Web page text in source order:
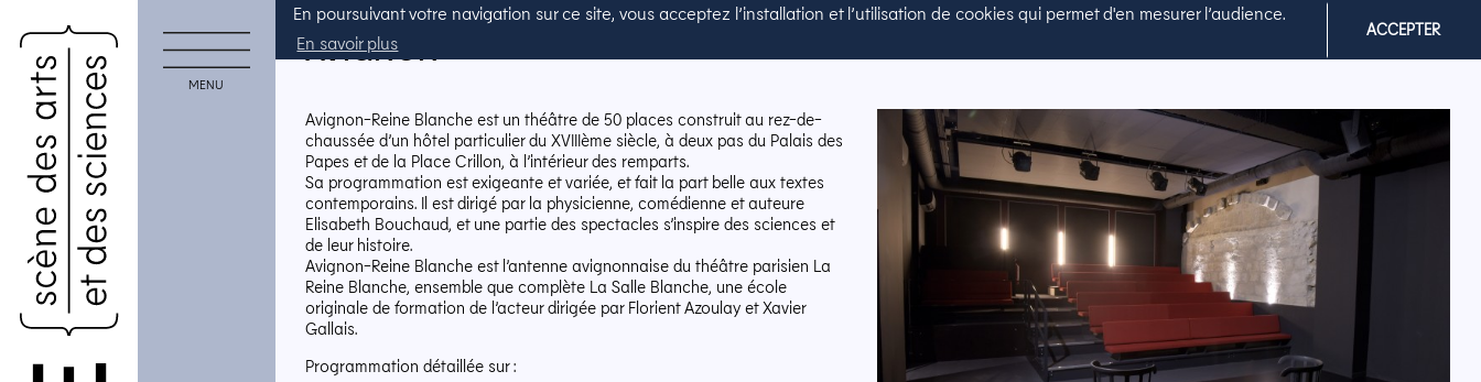
MENU
En poursuivant votre navigation sur ce site, vous acceptez l’installation et l’utilisation de cookies qui permet d'en mesurer l’audience.
En savoir plus
ACCEPTER
AVIGNON
Avignon-Reine Blanche est un théâtre de 50 places construit au rez-de-
chaussée d’un hôtel particulier du XVIIIème siècle, à deux pas du Palais des
Papes et de la Place Crillon, à l’intérieur des remparts.
Sa programmation est exigeante et variée, et fait la part belle aux textes
contemporains. Il est dirigé par la physicienne, comédienne et auteure
Elisabeth Bouchaud, et une partie des spectacles s’inspire des sciences et
de leur histoire.
Avignon-Reine Blanche est l’antenne avignonnaise du théâtre parisien La
Reine Blanche, ensemble que complète La Salle Blanche, une école
originale de formation de l’acteur dirigée par Florient Azoulay et Xavier
Gallais.
Programmation détaillée sur :